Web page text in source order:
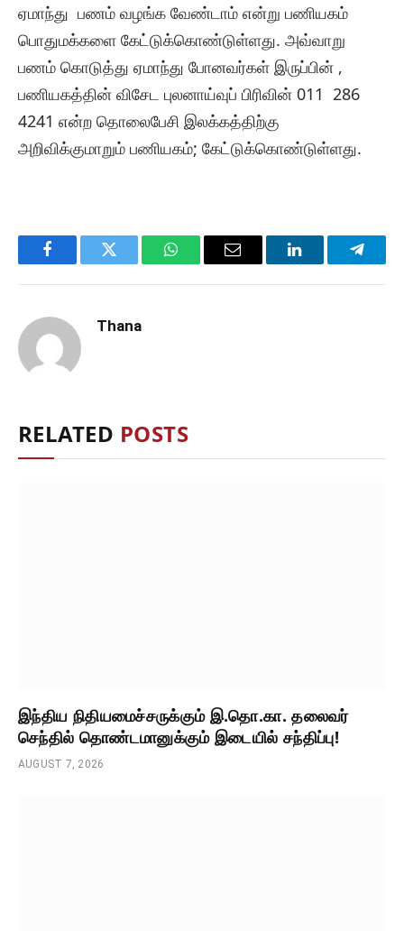
ஏமாந்து பணம் வழங்க வேண்டாம் என்று பணியகம்
பொதுமக்களை கேட்டுக்கொண்டுள்ளது. அவ்வாறு
பணம் கொடுத்து ஏமாந்து போனவர்கள் இருப்பின் ,
பணியகத்தின் விசேட புலனாய்வுப் பிரிவின் 011 286
4241 என்ற தொலைபேசி இலக்கத்திற்கு
அறிவிக்குமாறும் பணியகம்; கேட்டுக்கொண்டுள்ளது.
FacebookTwitter WhatsAppEmail LinkedIn
Thana
RELATED POSTS
இந்திய நிதியமைச்சருக்கும் இ.தொ.கா. தலைவர்
செந்தில் தொண்டமானுக்கும் இடையில் சந்திப்பு!
AUGUST 7, 2026